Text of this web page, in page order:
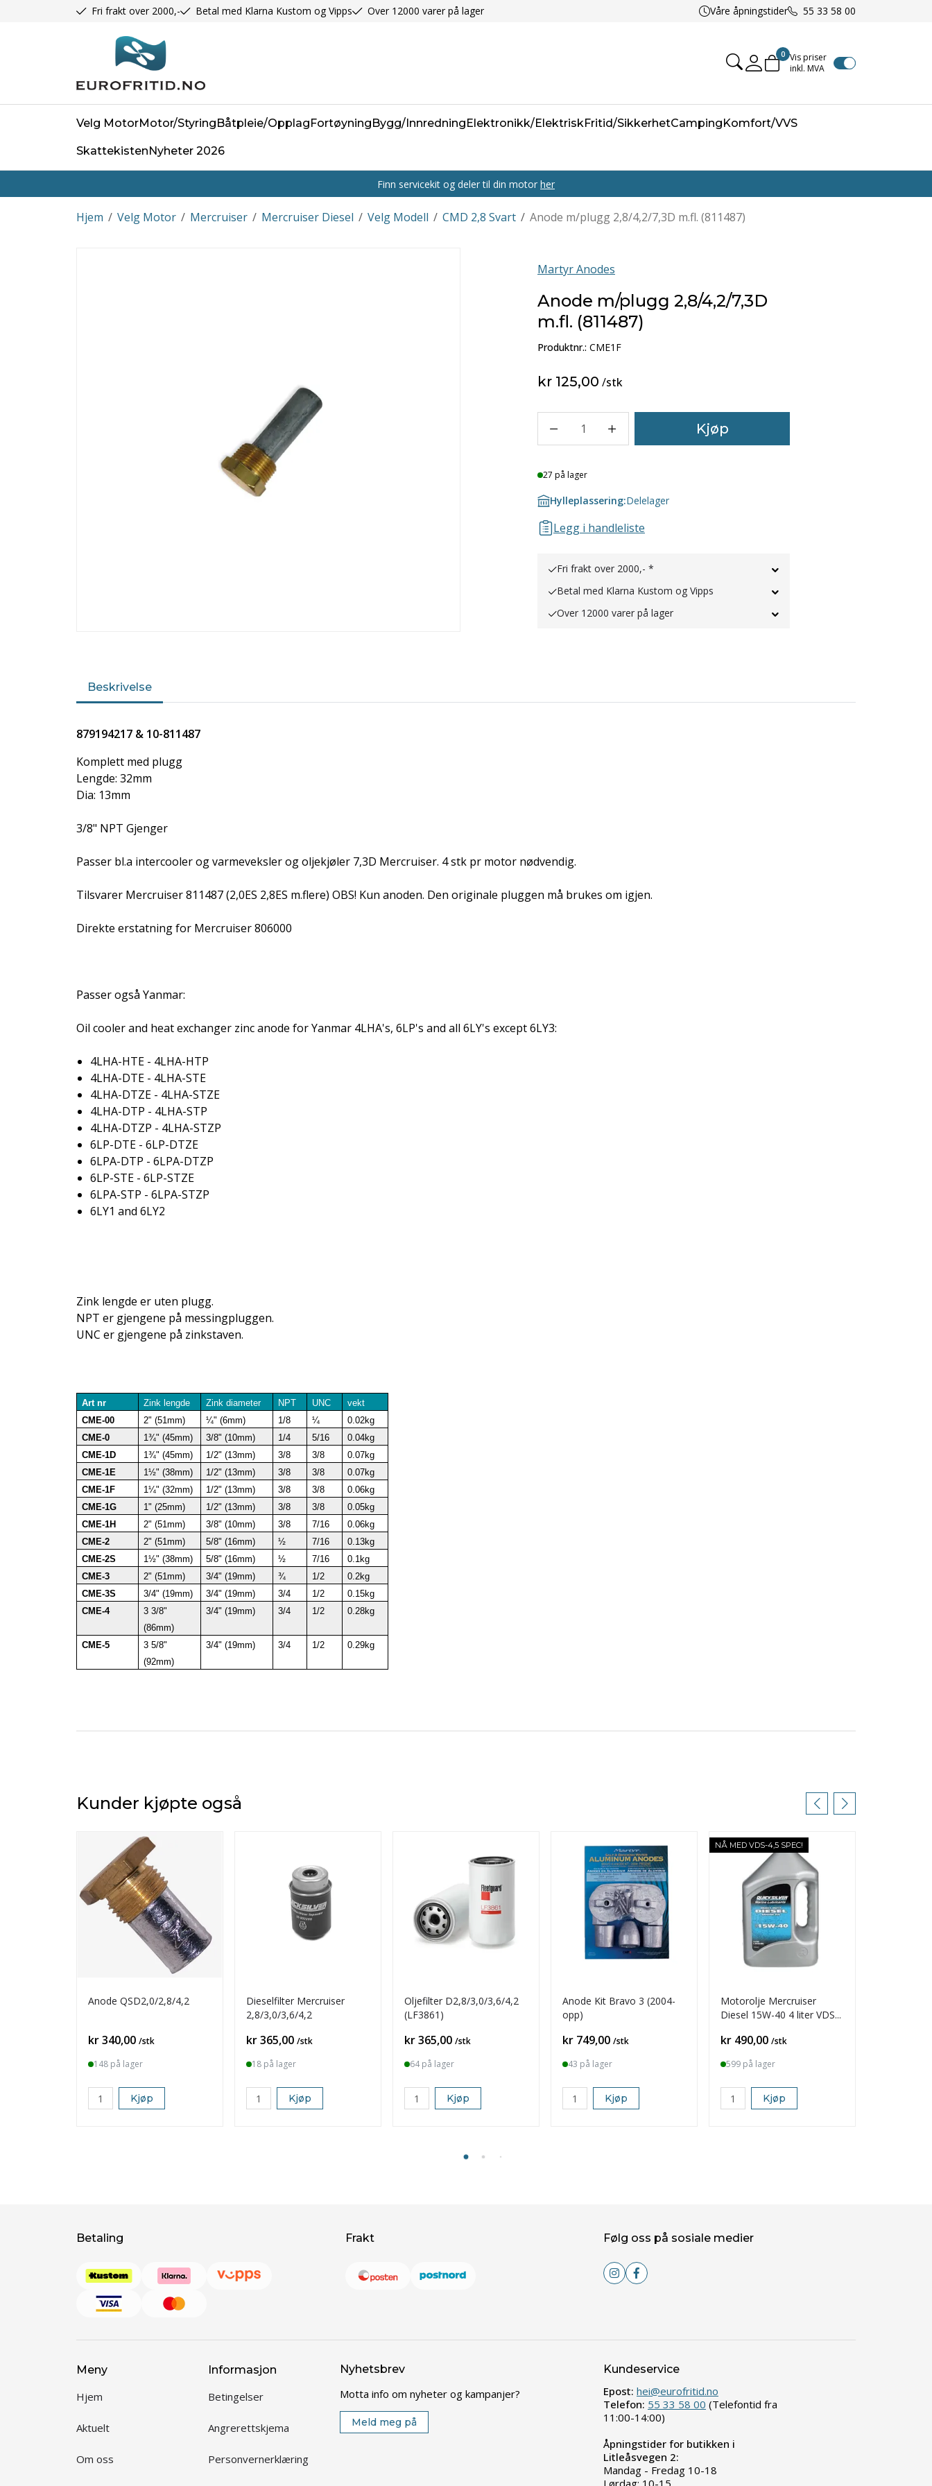
Fri frakt over 2000,- Betal med Klarna Kustom og Vipps Over 12000 varer på lager Våre åpningstider 55 33 58 00
Mine sider
0 Vis priser
inkl. MVA
Velg MotorMotor/StyringBåtpleie/OpplagFortøyningBygg/InnredningElektronikk/ElektriskFritid/SikkerhetCampingKomfort/VVS
SkattekistenNyheter 2026
Finn servicekit og deler til din motor her
/
Hjem /
Velg Motor /
Mercruiser /
Mercruiser Diesel /
Velg Modell /
CMD 2,8 Svart Anode m/plugg 2,8/4,2/7,3D m.fl. (811487)
Martyr Anodes
Anode m/plugg 2,8/4,2/7,3D
m.fl. (811487)
Produktnr.: CME1F
kr 125,00 /stk
1 Kjøp
Lager
27 på lager
Hylleplassering:Delelager
Legg i handleliste
Fri frakt over 2000,- *
Betal med Klarna Kustom og Vipps
Over 12000 varer på lager
Beskrivelse
879194217 & 10-811487
Komplett med plugg
Lengde: 32mm
Dia: 13mm
3/8" NPT Gjenger
Passer bl.a intercooler og varmeveksler og oljekjøler 7,3D Mercruiser. 4 stk pr motor nødvendig.
Tilsvarer Mercruiser 811487 (2,0ES 2,8ES m.flere) OBS! Kun anoden. Den originale pluggen må brukes om igjen.
Direkte erstatning for Mercruiser 806000
Passer også Yanmar:
Oil cooler and heat exchanger zinc anode for Yanmar 4LHA's, 6LP's and all 6LY's except 6LY3:
4LHA-HTE - 4LHA-HTP
4LHA-DTE - 4LHA-STE
4LHA-DTZE - 4LHA-STZE
4LHA-DTP - 4LHA-STP
4LHA-DTZP - 4LHA-STZP
6LP-DTE - 6LP-DTZE
6LPA-DTP - 6LPA-DTZP
6LP-STE - 6LP-STZE
6LPA-STP - 6LPA-STZP
6LY1 and 6LY2
Zink lengde er uten plugg.
NPT er gjengene på messingpluggen.
UNC er gjengene på zinkstaven.
Art nr Zink lengde Zink diameter NPT UNC
vekt
CME-00
2" (51mm) ¼" (6mm) 1/8 ¼
0.02kg
CME-0
1¾" (45mm) 3/8" (10mm) 1/4 5/16
0.04kg
CME-1D
1¾" (45mm) 1/2" (13mm) 3/8 3/8
0.07kg
CME-1E
1½" (38mm) 1/2" (13mm) 3/8 3/8
0.07kg
CME-1F
1¼" (32mm) 1/2" (13mm) 3/8 3/8
0.06kg
CME-1G
1" (25mm) 1/2" (13mm) 3/8 3/8
0.05kg
CME-1H
2" (51mm) 3/8" (10mm) 3/8 7/16
0.06kg
CME-2
2" (51mm) 5/8" (16mm) ½ 7/16
0.13kg
CME-2S
1½" (38mm) 5/8" (16mm) ½ 7/16
0.1kg
CME-3
2" (51mm) 3/4" (19mm) ¾ 1/2
0.2kg
CME-3S
3/4" (19mm) 3/4" (19mm) 3/4 1/2
0.15kg
CME-4
3 3/8"
(86mm)
3/4" (19mm) 3/4 1/2 0.28kg
CME-5
3 5/8"
(92mm)
3/4" (19mm) 3/4 1/2 0.29kg
Kunder kjøpte også
Anode QSD2,0/2,8/4,2
Pris
kr 340,00 /stk
148 på lager
Kjøp
Dieselfilter Mercruiser
2,8/3,0/3,6/4,2
Pris
kr 365,00 /stk
18 på lager
Kjøp
Oljefilter D2,8/3,0/3,6/4,2
(LF3861)
Pris
kr 365,00 /stk
64 på lager
Kjøp
Anode Kit Bravo 3 (2004-
opp)
Pris
kr 749,00 /stk
43 på lager
Kjøp
NÅ MED VDS-4,5 SPEC!
Motorolje Mercruiser
Diesel 15W-40 4 liter VDS-
Pris
kr 490,00 /stk
599 på lager
Kjøp
Betaling Frakt Følg oss på sosiale medier
Meny
Hjem
Aktuelt
Om oss
Informasjon
Betingelser
Angrerettskjema
Personvernerklæring
Nyhetsbrev
Motta info om nyheter og kampanjer?
Meld meg på
Kundeservice
Epost: hei@eurofritid.no
Telefon: 55 33 58 00 (Telefontid fra
11:00-14:00)
Åpningstider for butikken i
Litleåsvegen 2:
Mandag - Fredag 10-18
Lørdag: 10-15